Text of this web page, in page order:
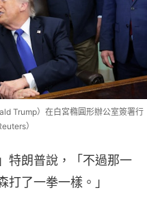
Trump）在白宮橢圓形辦公室簽署行
）
特朗普說，「不過那一
了一拳一樣。」